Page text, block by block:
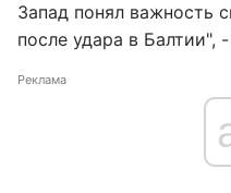
Запад понял важность
после удара в Балтии",
Реклама